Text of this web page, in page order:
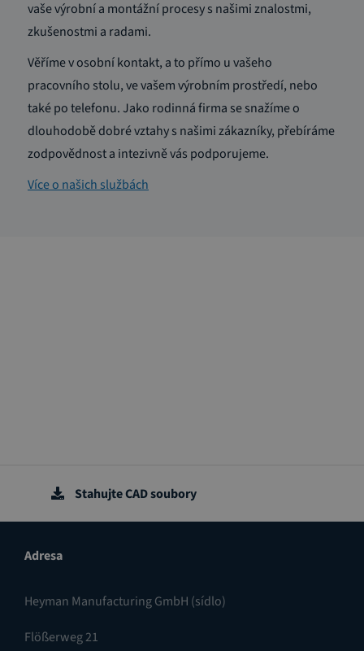
vaše výrobní a montážní procesy s našimi znalostmi,
zkušenostmi a radami.
Věříme v osobní kontakt, a to přímo u vašeho
pracovního stolu, ve vašem výrobním prostředí, nebo
také po telefonu. Jako rodinná firma se snažíme o
dlouhodobě dobré vztahy s našimi zákazníky, přebíráme
zodpovědnost a intezivně vás podporujeme.
Více o našich službách
Stahujte CAD soubory
Adresa
Heyman Manufacturing GmbH (sídlo)
Flößerweg 21